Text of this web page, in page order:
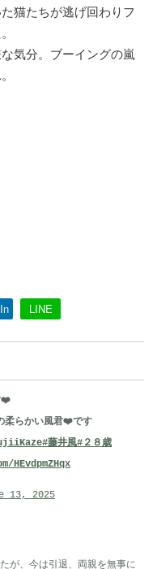
猫たちが逃げ回わりフ
気分。ブーイングの嵐
LINE
❤️
柔らかい風君❤️です
#藤井風#２８歳
13, 2025
が、今は引退、両親を無事に